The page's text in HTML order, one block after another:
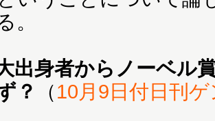
。
出身者からノーベル
？
（10月9日付日刊